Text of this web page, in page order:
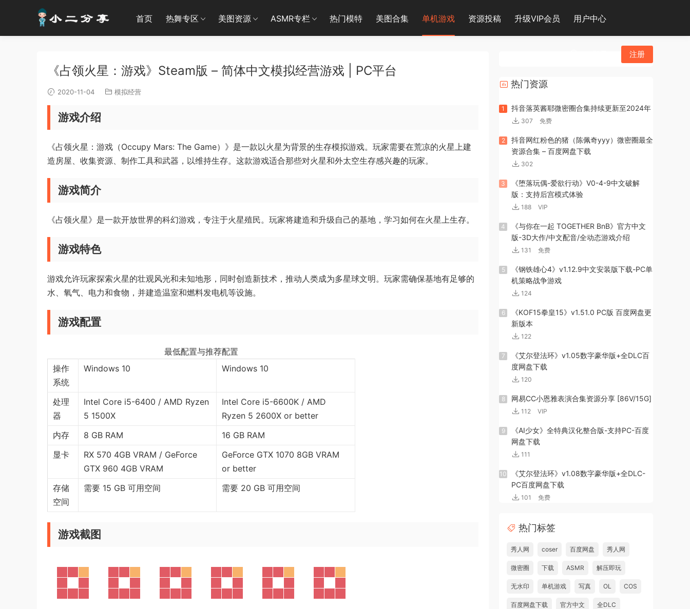
首页 热舞专区 美图资源 ASMR专栏 热门模特 美图合集 单机游戏 资源投稿 升级VIP会员 用户中心
注册
《占领火星：游戏》Steam版 – 简体中文模拟经营游戏 | PC平台
2020-11-04 模拟经营
游戏介绍
《占领火星：游戏（Occupy Mars: The Game）》是一款以火星为背景的生存模拟游戏。玩家需要在荒凉的火星上建
造房屋、收集资源、制作工具和武器，以维持生存。这款游戏适合那些对火星和外太空生存感兴趣的玩家。
游戏简介
《占领火星》是一款开放世界的科幻游戏，专注于火星殖民。玩家将建造和升级自己的基地，学习如何在火星上生存。
游戏特色
游戏允许玩家探索火星的壮观风光和未知地形，同时创造新技术，推动人类成为多星球文明。玩家需确保基地有足够的
水、氧气、电力和食物，并建造温室和燃料发电机等设施。
游戏配置
最低配置与推荐配置
操作
系统
Windows 10 Windows 10
处理
器
Intel Core i5-6400 / AMD Ryzen
5 1500X
Intel Core i5-6600K / AMD
Ryzen 5 2600X or better
内存
8 GB RAM
16 GB RAM
显卡
RX 570 4GB VRAM / GeForce
GTX 960 4GB VRAM
GeForce GTX 1070 8GB VRAM
or better
存储
空间
需要 15 GB 可用空间 需要 20 GB 可用空间
游戏截图
热门资源
1 抖音落英酱耶微密圈合集持续更新至2024年
307 免费
2
抖音网红粉色的猪（陈佩奇yyy）微密圈最全
资源合集 – 百度网盘下载
302
3
《堕落玩偶-爱欲行动》V0-4-9中文破解
版：支持后宫模式体验
188 VIP
4
《与你在一起 TOGETHER BnB》官方中文
版-3D大作/中文配音/全动态游戏介绍
131 免费
5
《钢铁雄心4》v1.12.9中文安装版下载-PC单
机策略战争游戏
124
6
《KOF15拳皇15》v1.51.0 PC版 百度网盘更
新版本
122
7
《艾尔登法环》v1.05数字豪华版+全DLC百
度网盘下载
120
8 网易CC小恩雅表演合集资源分享 [86V/15G]
112 VIP
9
《AI少女》全特典汉化整合版-支持PC-百度
网盘下载
111
10
《艾尔登法环》v1.08数字豪华版+全DLC-
PC百度网盘下载
101 免费
热门标签
秀人网 coser 百度网盘 秀人网
微密圈 下载 ASMR 解压即玩
无水印 单机游戏 写真 OL COS
百度网盘下载 官方中文 全DLC